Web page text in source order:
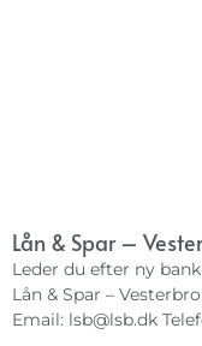
Lån & Spar –
Leder du efter ny
Lån & Spar –
Email: lsb@lsb.dk